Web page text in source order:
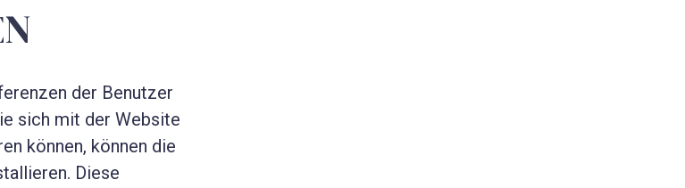
der Benutzer
sich mit der Website
können, können die
Diese